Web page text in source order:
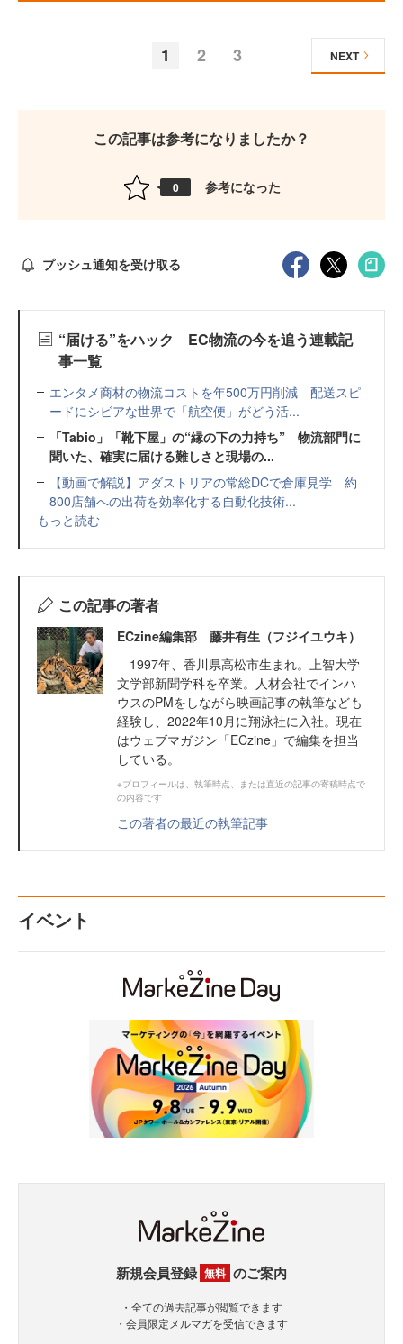
1 2 3 NEXT
この記事は参考になりましたか？
0 参考になった
プッシュ通知を受け取る
“届ける”をハック EC物流の今を追う連載記
事一覧
エンタメ商材の物流コストを年500万円削減 配送スピ
ードにシビアな世界で「航空便」がどう活...
「Tabio」「靴下屋」の“縁の下の力持ち” 物流部門に
聞いた、確実に届ける難しさと現場の...
【動画で解説】アダストリアの常総DCで倉庫見学 約
800店舗への出荷を効率化する自動化技術...
もっと読む
この記事の著者
ECzine編集部 藤井有生（フジイユウキ）
1997年、香川県高松市生まれ。上智大学
文学部新聞学科を卒業。人材会社でインハ
ウスのPMをしながら映画記事の執筆なども
経験し、2022年10月に翔泳社に入社。現在
はウェブマガジン「ECzine」で編集を担当
している。
※プロフィールは、執筆時点、または直近の記事の寄稿時点で
の内容です
この著者の最近の執筆記事
イベント
新規会員登録 無料 のご案内
・全ての過去記事が閲覧できます
・会員限定メルマガを受信できます